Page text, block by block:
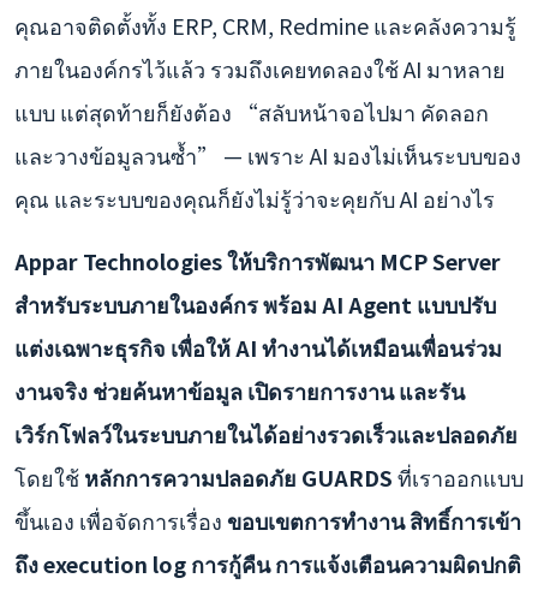
คุณอาจติดตั้งทั้ง ERP, CRM, Redmine และคลังความรู้
ภายในองค์กรไว้แล้ว รวมถึงเคยทดลองใช้ AI มาหลาย
แบบ แต่สุดท้ายก็ยังต้อง “สลับหน้าจอไปมา คัดลอก
และวางข้อมูลวนซ้ำ” — เพราะ AI มองไม่เห็นระบบของ
คุณ และระบบของคุณก็ยังไม่รู้ว่าจะคุยกับ AI อย่างไร
Appar Technologies ให้บริการพัฒนา MCP Server
สำหรับระบบภายในองค์กร พร้อม AI Agent แบบปรับ
แต่งเฉพาะธุรกิจ เพื่อให้ AI ทำงานได้เหมือนเพื่อนร่วม
งานจริง ช่วยค้นหาข้อมูล เปิดรายการงาน และรัน
เวิร์กโฟลว์ในระบบภายในได้อย่างรวดเร็วและปลอดภัย
โดยใช้หลักการความปลอดภัย GUARDSที่เราออกแบบ
ขึ้นเอง เพื่อจัดการเรื่องขอบเขตการทำงาน สิทธิ์การเข้า
ถึง execution log การกู้คืน การแจ้งเตือนความผิดปกติ